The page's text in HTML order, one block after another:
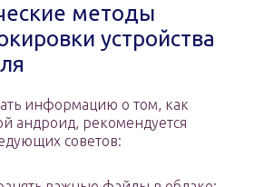
методы
устройства
информацию о том, как
андроид, рекомендуется
советов: